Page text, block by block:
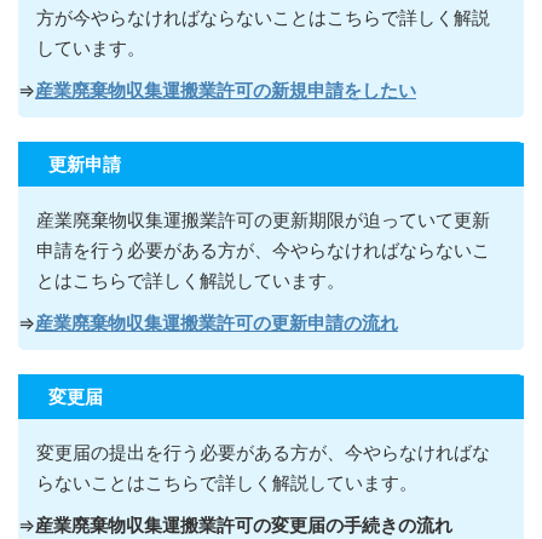
方が今やらなければならないこ とはこちらで詳しく解説
しています。
⇒産業廃棄物収集運搬業許可の新規申請をしたい
更新申請
産業廃棄物収集運搬業許可の更新期限が迫っていて更新
申請を行う必要がある方が 、今やらなければならないこ
とはこちらで詳しく解説しています。
⇒産業廃棄物収集運搬業許可の更新申請の流れ
変更届
変更届の提出を行う必要がある方が 、今やらなければな
らないこ とはこちらで詳しく解説しています。
⇒産業廃棄物収集運搬業許可の変更届の手続きの流れ